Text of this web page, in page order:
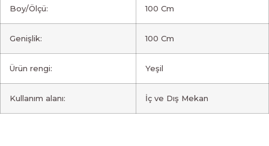
Boy/Ölçü: 100 Cm
Genişlik: 100 Cm
Ürün rengi: Yeşil
Kullanım alanı: İç ve Dış Mekan